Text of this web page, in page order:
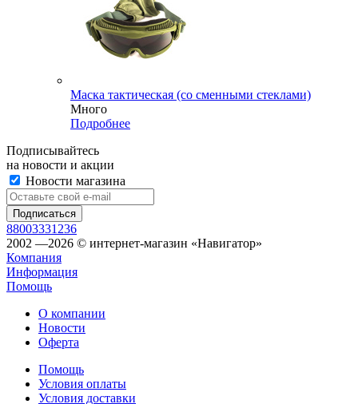
Маска тактическая (со сменными стеклами)
Много
Подробнее
Подписывайтесь
на новости и акции
Новости магазина
88003331236
2002 —2026 © интернет-магазин «Навигатор»
Компания
Информация
Помощь
О компании
Новости
Оферта
Помощь
Условия оплаты
Условия доставки